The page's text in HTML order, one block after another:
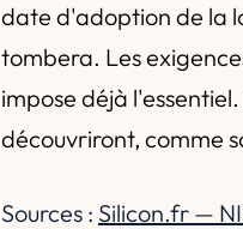
date d'adoption de la
tombera. Les
impose déjà
découvriront, comme
Sources : Silicon.fr —